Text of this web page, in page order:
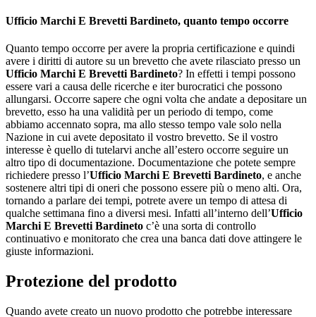
Ufficio Marchi E Brevetti Bardineto, quanto tempo occorre
Quanto tempo occorre per avere la propria certificazione e quindi
avere i diritti di autore su un brevetto che avete rilasciato presso un
Ufficio Marchi E Brevetti Bardineto? In effetti i tempi possono
essere vari a causa delle ricerche e iter burocratici che possono
allungarsi. Occorre sapere che ogni volta che andate a depositare un
brevetto, esso ha una validità per un periodo di tempo, come
abbiamo accennato sopra, ma allo stesso tempo vale solo nella
Nazione in cui avete depositato il vostro brevetto. Se il vostro
interesse è quello di tutelarvi anche all’estero occorre seguire un
altro tipo di documentazione. Documentazione che potete sempre
richiedere presso l’Ufficio Marchi E Brevetti Bardineto, e anche
sostenere altri tipi di oneri che possono essere più o meno alti. Ora,
tornando a parlare dei tempi, potrete avere un tempo di attesa di
qualche settimana fino a diversi mesi. Infatti all’interno dell’Ufficio
Marchi E Brevetti Bardineto c’è una sorta di controllo
continuativo e monitorato che crea una banca dati dove attingere le
giuste informazioni.
Protezione del prodotto
Quando avete creato un nuovo prodotto che potrebbe interessare